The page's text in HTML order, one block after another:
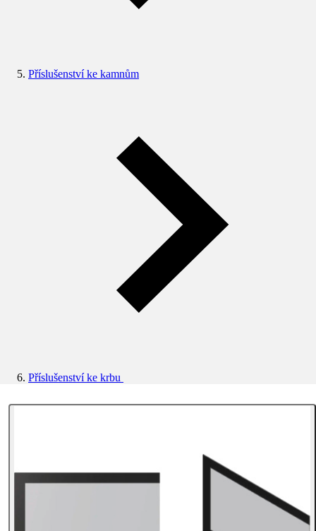
Příslušenství ke kamnům
Příslušenství ke krbu